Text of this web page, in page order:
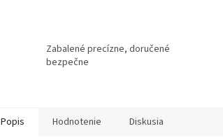
Zabalené precízne, doručené
bezpečne
Popis Hodnotenie Diskusia